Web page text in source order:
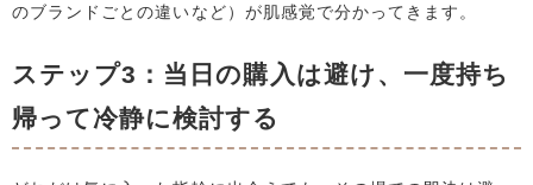
のブランドごとの違いなど）が肌感覚で分かってきます。
ステップ3：当日の購入は避け、一度持ち
帰って冷静に検討する